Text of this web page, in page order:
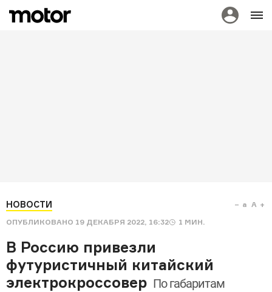
НОВОСТИ
ОПУБЛИКОВАНО 19 ДЕКАБРЯ 2022, 16:32 1 МИН.
a A
В Россию привезли
футуристичный китайский
электрокроссовер По габаритам